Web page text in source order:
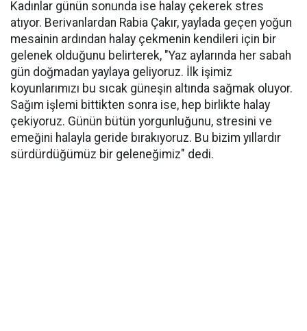
Kadınlar günün sonunda ise halay çekerek stres
atıyor. Berivanlardan Rabia Çakır, yaylada geçen yoğun
mesainin ardından halay çekmenin kendileri için bir
gelenek olduğunu belirterek, "Yaz aylarında her sabah
gün doğmadan yaylaya geliyoruz. İlk işimiz
koyunlarımızı bu sıcak güneşin altında sağmak oluyor.
Sağım işlemi bittikten sonra ise, hep birlikte halay
çekiyoruz. Günün bütün yorgunluğunu, stresini ve
emeğini halayla geride bırakıyoruz. Bu bizim yıllardır
sürdürdüğümüz bir geleneğimiz" dedi.